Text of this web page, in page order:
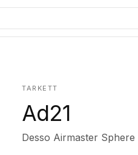
TARKETT
Ad21
Desso Airmaster Sphere